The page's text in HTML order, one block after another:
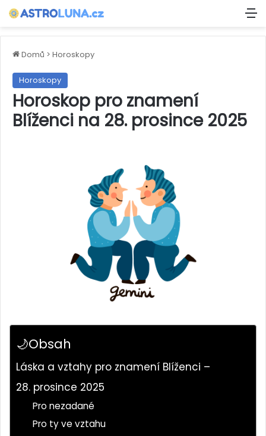
Domů > Horoskopy
Horoskopy
Horoskop pro znamení
Blíženci na 28. prosince 2025
🌙Obsah
Láska a vztahy pro znamení Blíženci –
28. prosince 2025
Pro nezadané
Pro ty ve vztahu